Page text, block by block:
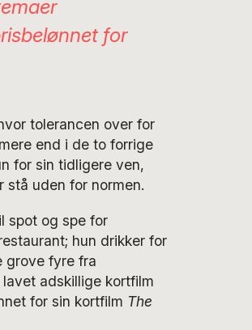
for
tolerancen over for
end i de to forrige
for sin tidligere ven,
uden for normen.
spot og spe for
hun drikker for
grove fyre fra
adskillige kortfilm
for sin kortfilm The